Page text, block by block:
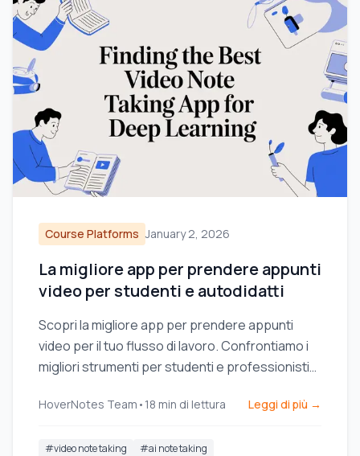
Course Platforms January 2, 2026
La migliore app per prendere appunti
video per studenti e autodidatti
Scopri la migliore app per prendere appunti
video per il tuo flusso di lavoro. Confrontiamo i
migliori strumenti per studenti e professionisti
HoverNotes Team • 18 min di lettura Leggi di più →
#video note taking #ai note taking